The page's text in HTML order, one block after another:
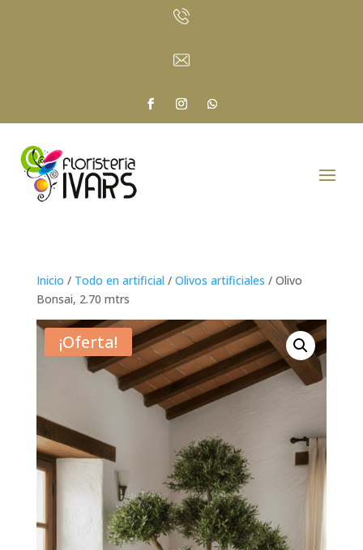
Inicio / Todo en artificial / Olivos artificiales / Olivo
Bonsai, 2.70 mtrs
¡Oferta!